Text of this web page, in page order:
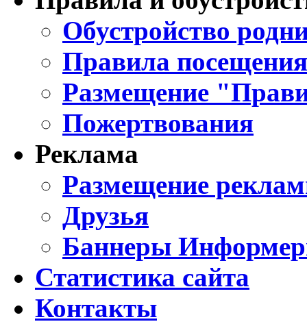
Обустройство
Правила
Размещение
Пожертвования
Реклама
Размещение
Друзья
Баннеры
Статистика сайта
Контакты